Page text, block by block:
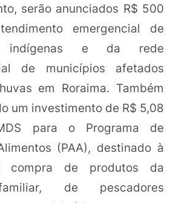
serão anunciados R$ 500
emergencial de
indígenas e da rede
de municípios afetados
em Roraima. Também
um investimento de R$ 5,08
para o Programa de
(PAA), destinado à
compra de produtos da
de pescadores